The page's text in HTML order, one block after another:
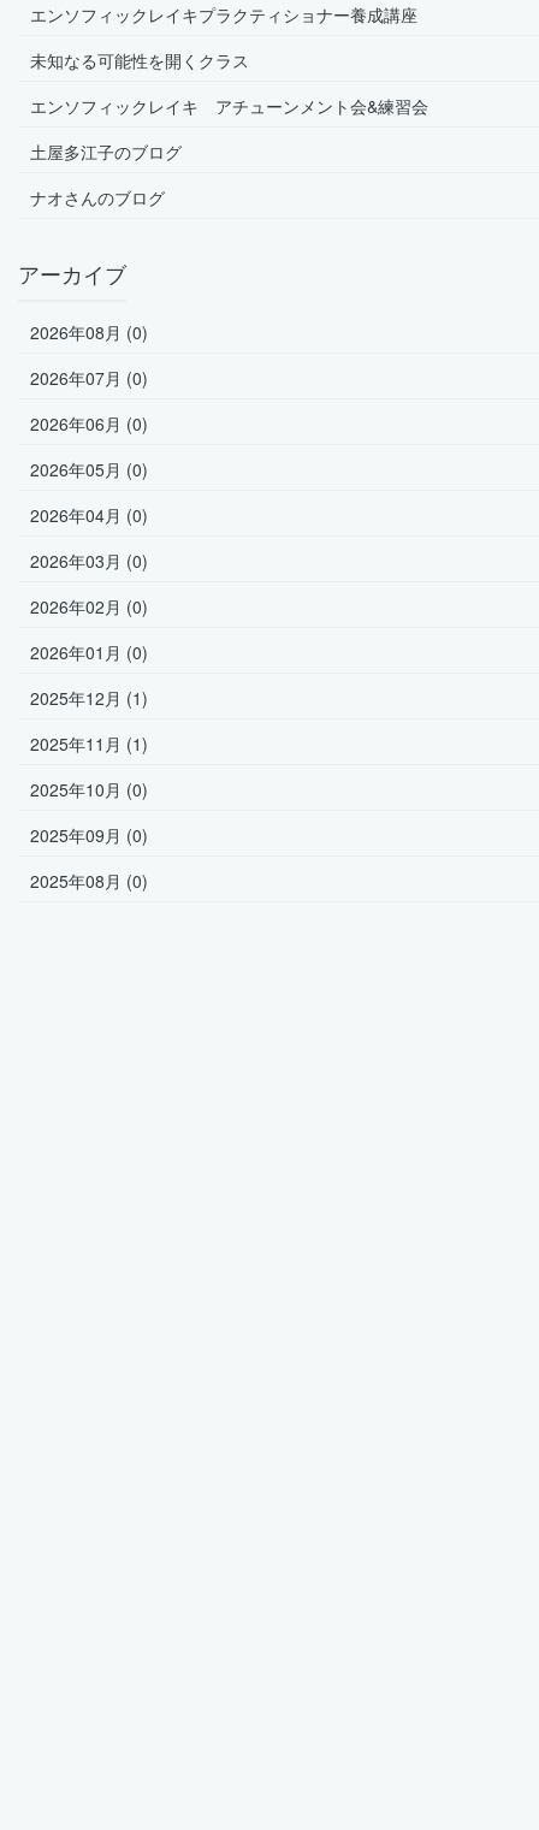
エンソフィックレイキプラクティショナー養成講座
未知なる可能性を開くクラス
エンソフィックレイキ アチューンメント会&練習会
土屋多江子のブログ
ナオさんのブログ
アーカイブ
2026年08月 (0)
2026年07月 (0)
2026年06月 (0)
2026年05月 (0)
2026年04月 (0)
2026年03月 (0)
2026年02月 (0)
2026年01月 (0)
2025年12月 (1)
2025年11月 (1)
2025年10月 (0)
2025年09月 (0)
2025年08月 (0)